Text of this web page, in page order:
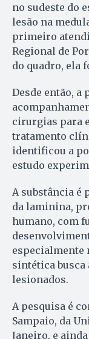
no sudeste do
lesão na
primeiro
Regional de
do quadro, ela
Desde então, a
cirurgias para
tratamento
identificou a
estudo
A substância é
da laminina,
humano, com
especialmente
sintética busca
lesionados.
A pesquisa é
Sampaio, da
Janeiro, e